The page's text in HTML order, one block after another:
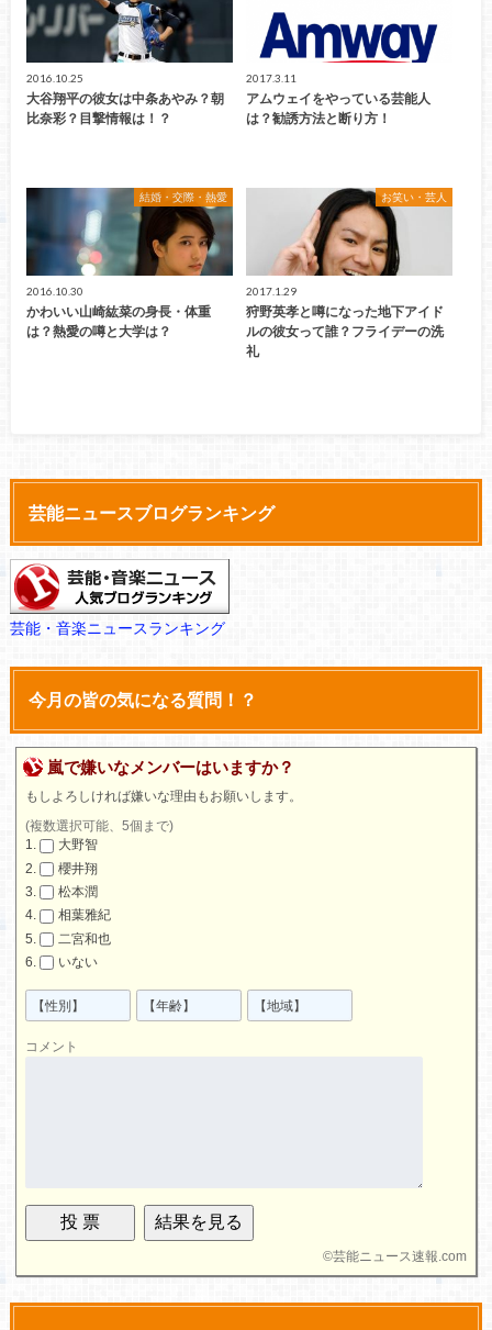
2016.10.25
大谷翔平の彼女は中条あやみ？朝
比奈彩？目撃情報は！？
2017.3.11
アムウェイをやっている芸能人
は？勧誘方法と断り方！
結婚・交際・熱愛
2016.10.30
かわいい山崎紘菜の身長・体重
は？熱愛の噂と大学は？
お笑い・芸人
2017.1.29
狩野英孝と噂になった地下アイド
ルの彼女って誰？フライデーの洗
礼
芸能ニュースブログランキング
芸能・音楽ニュースランキング
今月の皆の気になる質問！？
嵐で嫌いなメンバーはいますか？
もしよろしければ嫌いな理由もお願いします。
(複数選択可能、5個まで)
大野智
櫻井翔
松本潤
相葉雅紀
二宮和也
いない
コメント
©芸能ニュース速報.com